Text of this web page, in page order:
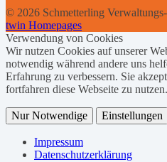
© 2026 Schmetterling
twin Homepages
Verwendung von Cookies
Wir nutzen Cookies auf unserer
notwendig während andere uns
Erfahrung zu verbessern. Sie
fortfahren diese Webseite zu nutzen.
Nur Notwendige Einstellungen
Impressum
Datenschutzerklärung